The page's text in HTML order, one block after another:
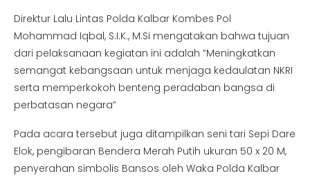
Direktur Lalu Lintas Polda Kalbar Kombes Pol
Mohammad Iqbal, S.I.K., M.Si mengatakan bahwa tujuan
dari pelaksanaan kegiatan ini adalah “Meningkatkan
semangat kebangsaan untuk menjaga kedaulatan NKRI
serta memperkokoh benteng peradaban bangsa di
perbatasan negara”
Pada acara tersebut juga ditampilkan seni tari Sepi Dare
Elok, pengibaran Bendera Merah Putih ukuran 50 x 20 M,
penyerahan simbolis Bansos oleh Waka Polda Kalbar